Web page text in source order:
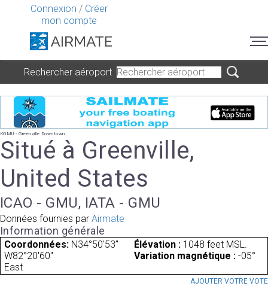
Connexion / Créer
mon compte
Rechercher aéroport
KGMU - Greenville Downtown
Situé à Greenville,
United States
ICAO - GMU, IATA - GMU
Données fournies par Airmate
Information générale
Coordonnées: N34°50'53"
W82°20'60"
Élévation : 1048 feet MSL.
Variation magnétique : -05°
East
AJOUTER VOTRE VOTE